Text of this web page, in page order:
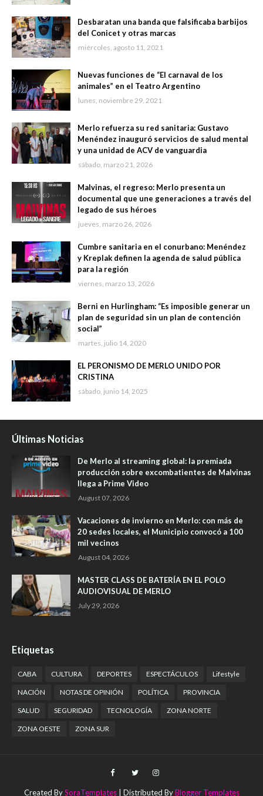
Desbaratan una banda que falsificaba barbijos
del Conicet y otras marcas
miércoles, agosto 11, 2021
Nuevas funciones de “El carnaval de los
animales” en el Teatro Argentino
lunes, noviembre 29, 2021
Merlo refuerza su red sanitaria: Gustavo
Menéndez inauguró servicios de salud mental
y una unidad de ACV de vanguardia
sábado, marzo 21, 2026
Malvinas, el regreso: Merlo presenta un
documental que une generaciones a través del
legado de sus héroes
jueves, marzo 26, 2026
Cumbre sanitaria en el conurbano: Menéndez
y Kreplak definen la agenda de salud pública
para la región
viernes, marzo 13, 2026
Berni en Hurlingham: “Es imposible generar un
plan de seguridad sin un plan de contención
social”
martes, julio 14, 2020
EL PERONISMO DE MERLO UNIDO POR
CRISTINA
sábado, junio 14, 2025
Últimas Noticias
De Merlo al streaming global: la premiada
producción sobre excombatientes de Malvinas
llega a Prime Video
August 07, 2026
Vacaciones de invierno en Merlo: con más de
20 sedes locales, el Municipio convocó a 100
mil vecinos
August 04, 2026
MASTER CLASS DE BATERÍA EN EL POLO
AUDIOVISUAL DE MERLO
July 29, 2026
Etiquetas
CABA CULTURA DEPORTES ESPECTÁCULOS Lifestyle
NACIÓN NOTAS DE OPINIÓN POLÍTICA PROVINCIA
SALUD SEGURIDAD TECNOLOGÍA ZONA NORTE
ZONA OESTE ZONA SUR
Created BySoraTemplates| Distributed ByBlogger Templates